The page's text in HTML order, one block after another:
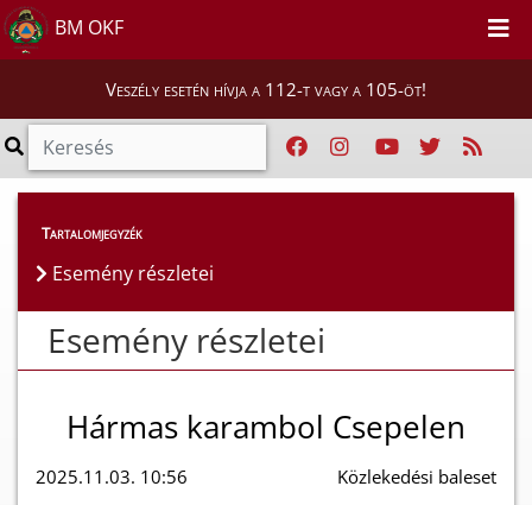
BM OKF
Veszély esetén hívja a 112-t vagy a 105-öt!
Esemény részletei
Tartalomjegyzék
Esemény részletei
Esemény részletei
Hármas karambol Csepelen
2025.11.03. 10:56 Közlekedési baleset